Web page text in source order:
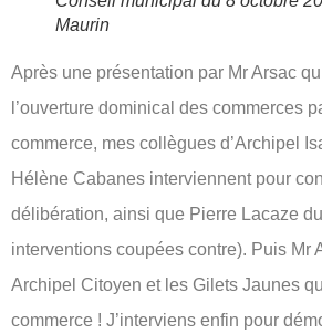
Maurin
Après une présentation par Mr Arsac
l’ouverture dominical des commerces
commerce, mes collègues d’Archipel
Hélène Cabanes interviennent pour
délibération, ainsi que Pierre Lacaze
interventions coupées contre). Puis Mr
Archipel Citoyen et les Gilets Jaunes
commerce ! J’interviens enfin pour